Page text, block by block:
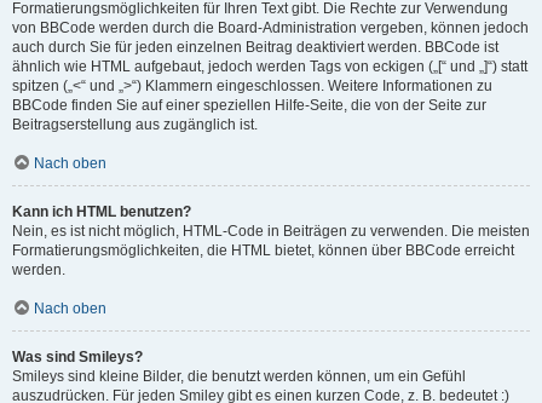
Formatierungsmöglichkeiten für Ihren Text gibt. Die Rechte zur Verwendung
von BBCode werden durch die Board-Administration vergeben, können jedoch
auch durch Sie für jeden einzelnen Beitrag deaktiviert werden. BBCode ist
ähnlich wie HTML aufgebaut, jedoch werden Tags von eckigen („[“ und „]“) statt
spitzen („<“ und „>“) Klammern eingeschlossen. Weitere Informationen zu
BBCode finden Sie auf einer speziellen Hilfe-Seite, die von der Seite zur
Beitragserstellung aus zugänglich ist.
Nach oben
Kann ich HTML benutzen?
Nein, es ist nicht möglich, HTML-Code in Beiträgen zu verwenden. Die meisten
Formatierungsmöglichkeiten, die HTML bietet, können über BBCode erreicht
werden.
Nach oben
Was sind Smileys?
Smileys sind kleine Bilder, die benutzt werden können, um ein Gefühl
auszudrücken. Für jeden Smiley gibt es einen kurzen Code, z. B. bedeutet :)